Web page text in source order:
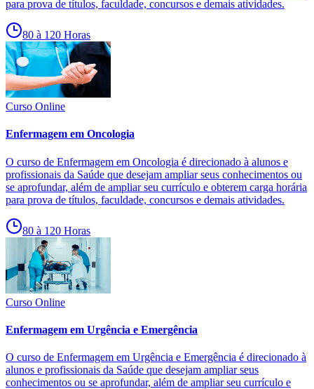
para prova de títulos, faculdade, concursos e demais atividades.
80 à 120 Horas
Curso Online
Enfermagem em Oncologia
O curso de Enfermagem em Oncologia é direcionado à alunos e
profissionais da Saúde que desejam ampliar seus conhecimentos ou
se aprofundar, além de ampliar seu currículo e obterem carga horária
para prova de títulos, faculdade, concursos e demais atividades.
80 à 120 Horas
Curso Online
Enfermagem em Urgência e Emergência
O curso de Enfermagem em Urgência e Emergência é direcionado à
alunos e profissionais da Saúde que desejam ampliar seus
conhecimentos ou se aprofundar, além de ampliar seu currículo e